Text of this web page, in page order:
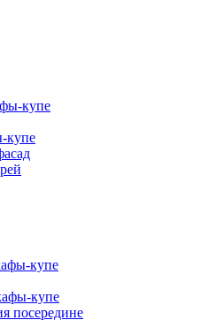
купе
купе
купе
купе
посередине